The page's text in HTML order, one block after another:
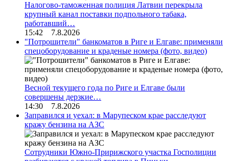
Налогово-таможенная полиция Латвии перекрыла
крупный канал поставки подпольного табака,
работавший…
15:42 7.8.2026
"Потрошители" банкоматов в Риге и Елгаве: применяли
спецоборудование и краденые номера (фото, видео)
Весной текущего года по Риге и Елгаве были
совершены дерзкие…
14:30 7.8.2026
Заправился и уехал: в Марупеском крае расследуют
кражу бензина на АЗС
Сотрудники Южно-Пририжского участка Госполиции